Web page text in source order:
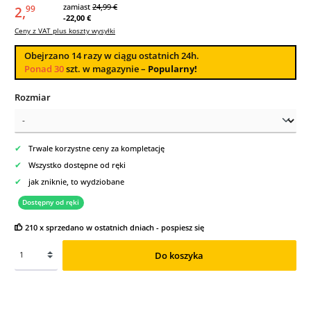
2,99 zamiast 24,99 €
-22,00 €
Ceny z VAT plus koszty wysyłki
Obejrzano 14razy w ciągu ostatnich 24h.
Ponad 30szt. w magazynie – Popularny!
Wybierz
Rozmiar
✔ Trwale korzystne ceny za kompletację
✔ Wszystko dostępne od ręki
✔ jak zniknie, to wydziobane
Dostępny od ręki
210 x sprzedano w ostatnich dniach - pospiesz się
Do koszyka